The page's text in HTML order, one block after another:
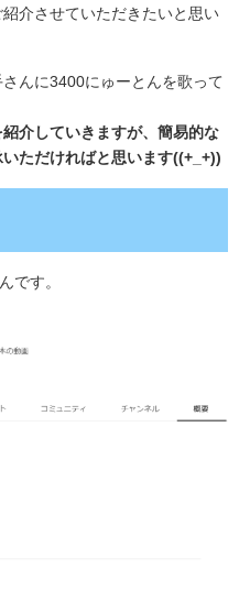
紹介させていただきたいと思い
んに3400にゅーとんを歌って
介していきますが、簡易的な
ただければと思います((+_+))
です。